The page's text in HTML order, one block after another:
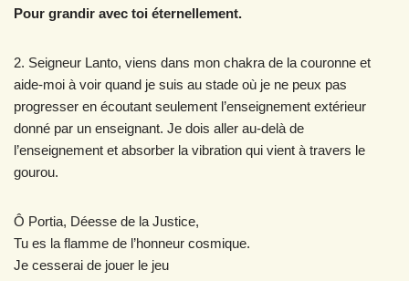
Pour grandir avec toi éternellement.
2. Seigneur Lanto, viens dans mon chakra de la couronne et
aide-moi à voir quand je suis au stade où je ne peux pas
progresser en écoutant seulement l’enseignement extérieur
donné par un enseignant. Je dois aller au-delà de
l’enseignement et absorber la vibration qui vient à travers le
gourou.
Ô Portia, Déesse de la Justice,
Tu es la flamme de l’honneur cosmique.
Je cesserai de jouer le jeu